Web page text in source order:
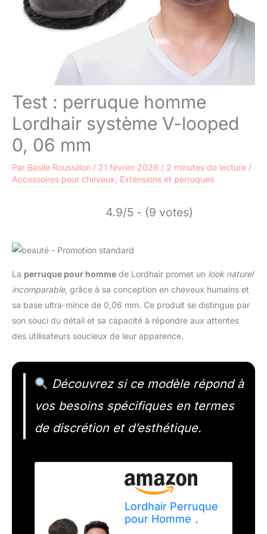
Test : perruque homme
Lordhair système V-looped
0, 06 mm
Par Basile Roussillon / 21 février 2026 / 2 minutes de lecture /
Accessoires pour cheveux Extensions et perruques
4.9/5 - (9 votes)
La perruque pour homme de Lordhair promet un look naturel
incomparable, grâce à sa conception en cheveux humains et
sa base ultra-mince de 0,06 mm. Ce produit se distingue par
son souci du détail et sa capacité à répondre aux attentes
des utilisateurs soucieux de leur apparence.
Découvrez si ce modèle répond à
vos besoins spécifiques en termes
de discrétion et d’esthétique.
Lordhair Perruque
pour Homme，